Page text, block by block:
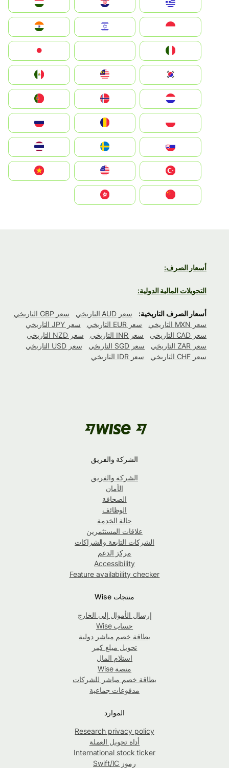
Hrvatska
Magyarország
Indonesia
South Korea
Nederland
Portugal
România
Slovensko
United States
Vietnam
أسعار الصرف:
التحويلات المالية الدولية:
أسعار الصرف التاريخية: سعر AUD التاريخي
سعر GBP التاريخي
سعر MXN التاريخي
سعر EUR التاريخي
سعر JPY التاريخي
سعر CAD التاريخي
سعر INR التاريخي
سعر NZD التاريخي
سعر ZAR التاريخي
سعر SGD التاريخي
سعر USD التاريخي
سعر CHF التاريخي
سعر IDR التاريخي
الشركة والفريق
الشركة والفريق
الأمان
الصحافة
الوظائف
حالة الخدمة
علاقات المستثمرين
الشركات التابعة والشراكات
مركز الدعم
Accessibility
Feature availability checker
منتجات Wise
إرسال الأموال إلى الخارج
حساب Wise
بطاقة خصم مباشر دولية
تحويل مبلغ كبير
استلام المال
منصة Wise
بطاقة خصم مباشر للشركات
مدفوعات جماعية
الموارد
Research privacy policy
أداة تحويل العملة
International stock ticker
رموز Swift/IC